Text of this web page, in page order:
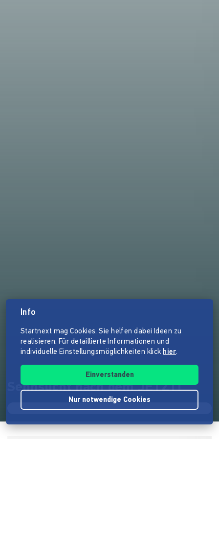
Sehnsucht nach dem JETZT!
Info
Startnext mag Cookies. Sie helfen dabei Ideen zu
realisieren. Für detaillierte Informationen und
individuelle Einstellungsmöglichkeiten klick hier.
Einverstanden
Nur notwendige Cookies